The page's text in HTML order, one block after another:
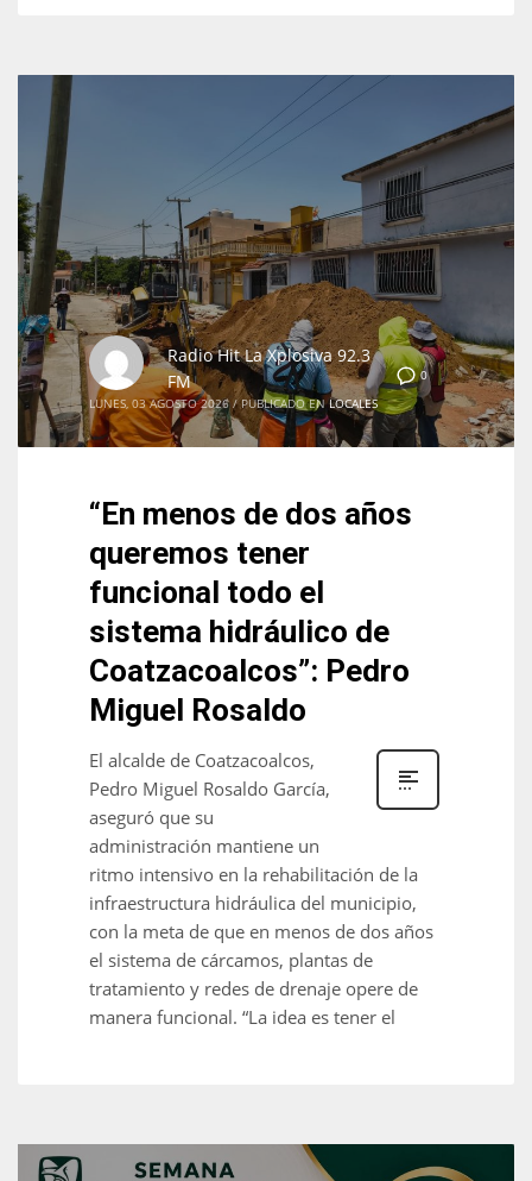
0
Radio Hit La Xplosiva 92.3
FM
LUNES, 03 AGOSTO 2026 / PUBLICADO EN LOCALES
“En menos de dos años
queremos tener
funcional todo el
sistema hidráulico de
Coatzacoalcos”: Pedro
Miguel Rosaldo
El alcalde de Coatzacoalcos,
Pedro Miguel Rosaldo García,
aseguró que su
administración mantiene un
ritmo intensivo en la rehabilitación de la
infraestructura hidráulica del municipio,
con la meta de que en menos de dos años
el sistema de cárcamos, plantas de
tratamiento y redes de drenaje opere de
manera funcional. “La idea es tener el